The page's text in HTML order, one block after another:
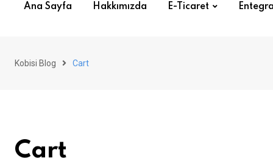
Ana Sayfa Hakkımızda E-Ticaret
Kobisi Blog Cart
Cart